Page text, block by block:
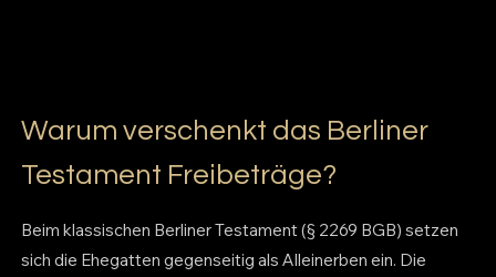
Warum verschenkt das Berliner
Testament Freibeträge?
Beim klassischen Berliner Testament (§ 2269 BGB) setzen
sich die Ehegatten gegenseitig als Alleinerben ein. Die